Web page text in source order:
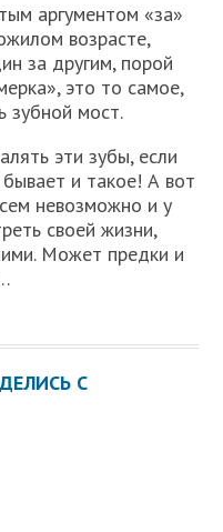
аргументом «за»
возрасте,
за другим, порой
это то самое,
зубной мост.
эти зубы, если
и такое! А вот
невозможно и у
своей жизни,
Может предки и
С